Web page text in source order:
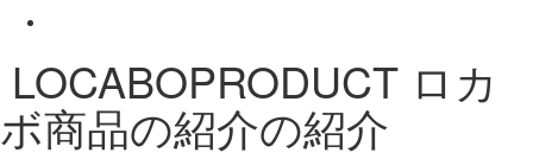
LOCABOPRODUCT ロカ
ボ商品の紹介の紹介